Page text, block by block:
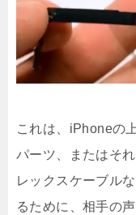
これは、iPhoneの
パーツ、またはそ
レックスケーブル
るために、相手の